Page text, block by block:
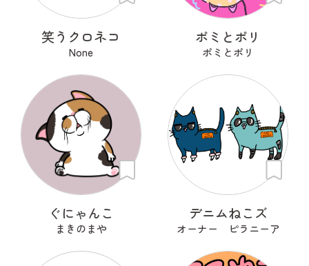
笑うクロネコ
None
ポミとポリ
ポミとポリ
ぐにゃんこ
まきのまや
デニムねこズ
オーナー ピラニーア